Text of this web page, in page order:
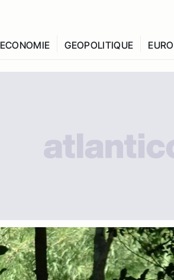
ECONOMIE GEOPOLITIQUE